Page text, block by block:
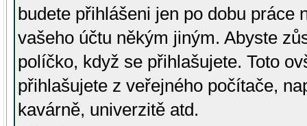
budete přihlášeni jen po dobu práce
vašeho účtu někým jiným. Abyste
políčko, když se přihlašujete. Toto
přihlašujete z veřejného počítače,
kavárně, univerzitě atd.